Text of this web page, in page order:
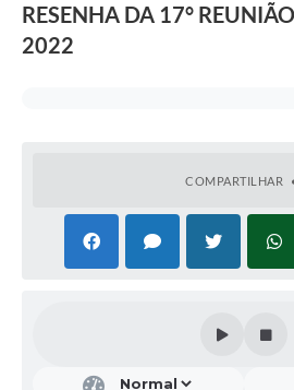
RESENHA DA 17°
2022
COMPARTILHAR